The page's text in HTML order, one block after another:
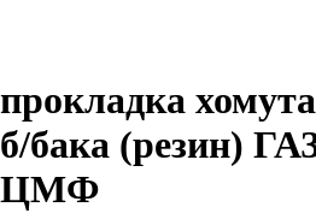
прокладка
б/бака (резин)
ЦМФ